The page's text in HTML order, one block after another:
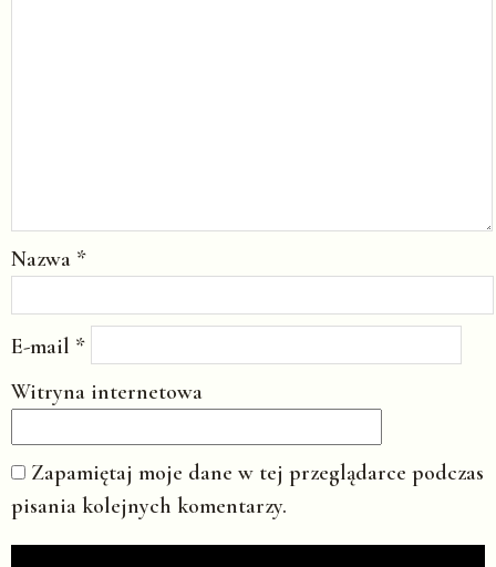
Nazwa *
E-mail *
Witryna internetowa
Zapamiętaj moje dane w tej przeglądarce podczas
pisania kolejnych komentarzy.